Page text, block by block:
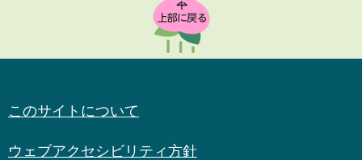
TOP
このサイトについて
ウェブアクセシビリティ方針